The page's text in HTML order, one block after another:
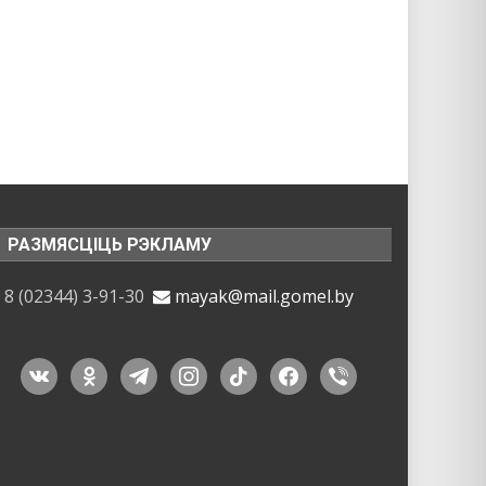
РАЗМЯСЦІЦЬ РЭКЛАМУ
8 (02344) 3-91-30 mayak@mail.gomel.by
vkontakteodnoklassniki
telegraminstagram
tiktok facebook
viber